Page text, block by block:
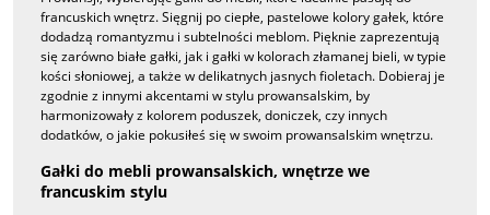
francuskich wnętrz. Sięgnij po ciepłe, pastelowe kolory gałek, które
dodadzą romantyzmu i subtelności meblom. Pięknie zaprezentują
się zarówno białe gałki, jak i gałki w kolorach złamanej bieli, w typie
kości słoniowej, a także w delikatnych jasnych fioletach. Dobieraj je
zgodnie z innymi akcentami w stylu prowansalskim, by
harmonizowały z kolorem poduszek, doniczek, czy innych
dodatków, o jakie pokusiłeś się w swoim prowansalskim wnętrzu.
Gałki do mebli prowansalskich, wnętrze we
francuskim stylu